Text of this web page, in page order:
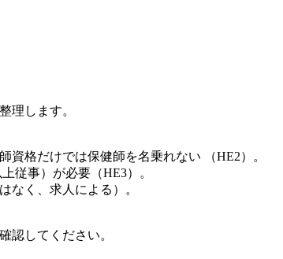
理します。
格だけでは保健師を名乗れない （HE2）。
従事）が必要（HE3）。
なく、求人による）。
認してください。